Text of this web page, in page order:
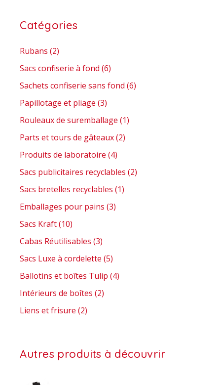
Catégories
Ballotins et boîtes Tulip (4)
Cabas Réutilisables (3)
Emballages pour pains (3)
Intérieurs de boîtes (2)
Liens et frisure (2)
Papillotage et pliage (3)
Parts et tours de gâteaux(2)
Produits de laboratoire (4)
Rouleaux de suremballage (1)
Rubans (2)
Sachets confiserie sans fond (6)
Sacs bretelles recyclables (1)
Sacs confiserie à fond (6)
Sacs Kraft(10)
Sacs Luxe à cordelette (5)
Sacs publicitaires recyclables (2)
Autres produits à découvrir